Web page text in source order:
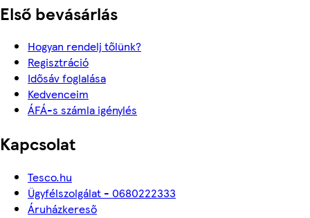
Első bevásárlás
Hogyan rendelj tőlünk?
Regisztráció
Idősáv foglalása
Kedvenceim
ÁFÁ-s számla igénylés
Kapcsolat
Tesco.hu
Ügyfélszolgálat - 0680222333
Áruházkereső